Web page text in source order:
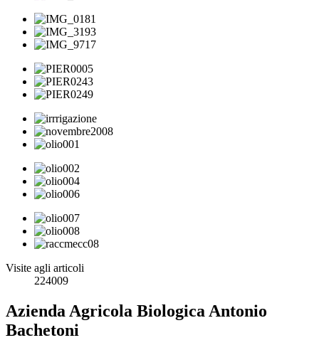
Visite agli articoli
224009
Azienda Agricola Biologica Antonio
Bachetoni